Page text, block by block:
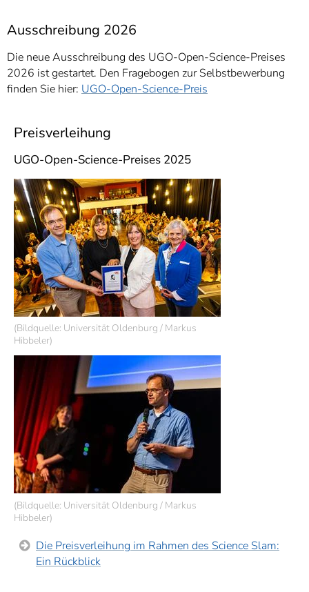
Ausschreibung 2026
Die neue Ausschreibung des UGO-Open-Science-Preises
2026 ist gestartet. Den Fragebogen zur Selbstbewerbung
finden Sie hier: UGO-Open-Science-Preis
Preisverleihung
UGO-Open-Science-Preises 2025
(Bildquelle: Universität Oldenburg / Markus
Hibbeler)
(Bildquelle: Universität Oldenburg / Markus
Hibbeler)
Die Preisverleihung im Rahmen des Science Slam:
Ein Rückblick